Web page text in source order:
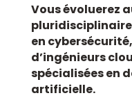
Vous évoluerez
en
d’ingénieurs
spécialisées en
artificielle.